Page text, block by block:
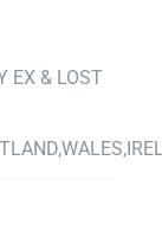
EX & LOST